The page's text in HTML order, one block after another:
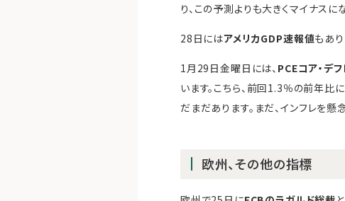
り、この予測よりも大きくマイナス
28日にはアメリカGDP速報値もあ
1月29日金曜日には、 PCEコア・デ
います。こちら、前回1.3％の前年比
だまだあります。まだ、インフレを
欧州、その他の指標